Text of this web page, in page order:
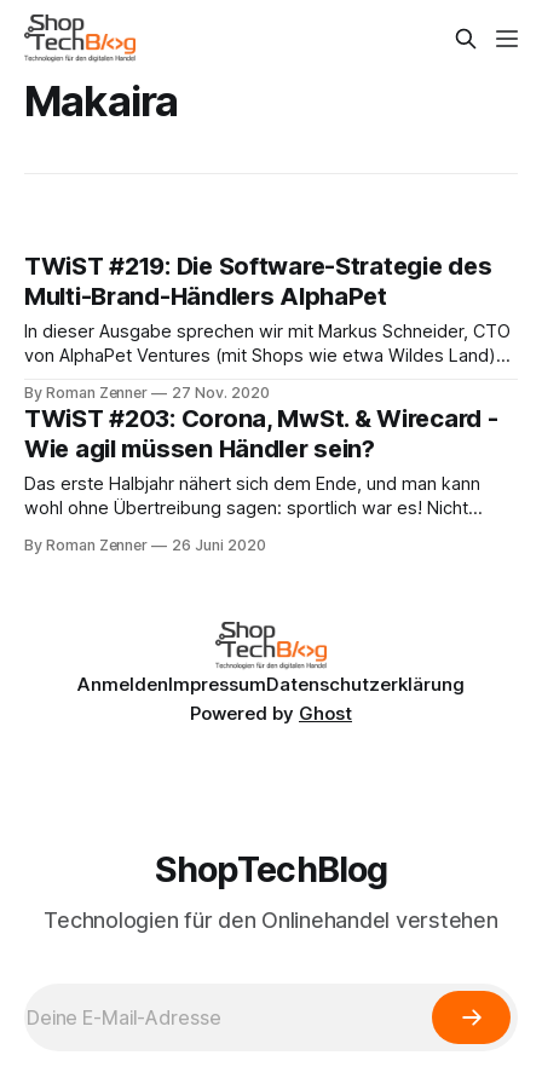
Makaira
TWiST #219: Die Software-Strategie des
Multi-Brand-Händlers AlphaPet
In dieser Ausgabe sprechen wir mit Markus Schneider, CTO
von AlphaPet Ventures (mit Shops wie etwa Wildes Land)
und wie sich Technologien verschiedener Marken bzw.
Acquisitionen am besten konsolidieren lassen. Hier die
Aufnahme unseres Livestreams (immer freitags um 9.00h
By Roman Zenner 27 Nov. 2020
TWiST #203: Corona, MwSt. & Wirecard -
Wie agil müssen Händler sein?
Das erste Halbjahr nähert sich dem Ende, und man kann
wohl ohne Übertreibung sagen: sportlich war es! Nicht
Offlinern von heute auf morgen die kompletten Umsätze
By Roman Zenner 26 Juni 2020
AnmeldenImpressumDatenschutzerklärung
Powered by Ghost
ShopTechBlog
Technologien für den Onlinehandel verstehen